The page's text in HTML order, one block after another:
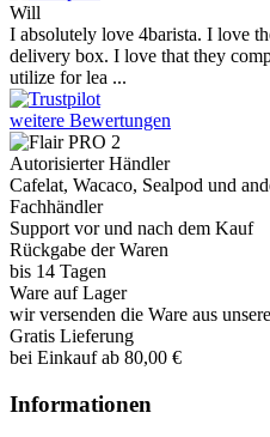
Will
I absolutely love 4barista. I love
delivery box. I love that they
utilize for lea ...
weitere Bewertungen
Autorisierter Händler
Cafelat, Wacaco, Sealpod und
Fachhändler
Support vor und nach dem Kauf
Rückgabe der Waren
bis 14 Tagen
Ware auf Lager
wir versenden die Ware aus
Gratis Lieferung
bei Einkauf ab 80,00 €
Informationen